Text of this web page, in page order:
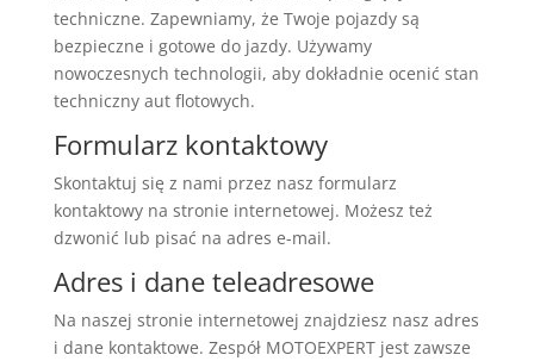
techniczne. Zapewniamy, że Twoje pojazdy są
bezpieczne i gotowe do jazdy. Używamy
nowoczesnych technologii, aby dokładnie ocenić stan
techniczny aut flotowych.
Formularz kontaktowy
Skontaktuj się z nami przez nasz formularz
kontaktowy na stronie internetowej. Możesz też
dzwonić lub pisać na adres e-mail.
Adres i dane teleadresowe
Na naszej stronie internetowej znajdziesz nasz adres
i dane kontaktowe. Zespół MOTOEXPERT jest zawsze